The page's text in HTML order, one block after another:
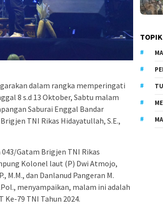
dalam rangka memperingati
8 s.d 13 Oktober, Sabtu malam
Saburai Enggal Bandar
TNI Rikas Hidayatullah, S.E.,
Gatam Brigjen TNI Rikas
Kolonel laut (P) Dwi Atmojo,
M.M., dan Danlanud Pangeran M.
menyampaikan, malam ini adalah
79 TNI Tahun 2024.